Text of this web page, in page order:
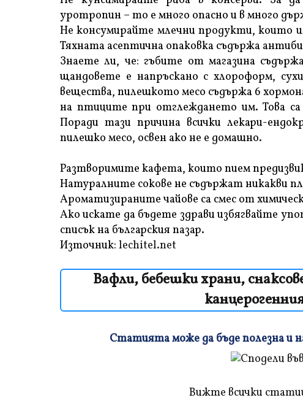
уротропин – то е много опасно и в много
Не консумирайте млечни продукти, които
Тяхната асептична опаковка съдържа
Знаете ли, че: гъбите от магазина
щандовете е напръскано с хлороформ,
вещества, пилешкото месо съдържа 6
на птиците при отглеждането им. Това
Поради тази причина всички лекари-
пилешко месо, освен ако не е домашно.
Разтворимите кафета, които пием
Натуралните сокове не съдържат никакви
Ароматизираните чайове са смес от
Ако искате да бъдете здрави избягвайте
списък на българския пазар.
Източник: lechitel.net
Вафли, бебешки храни,
Статията може да бъде полезна и
Вижте всички